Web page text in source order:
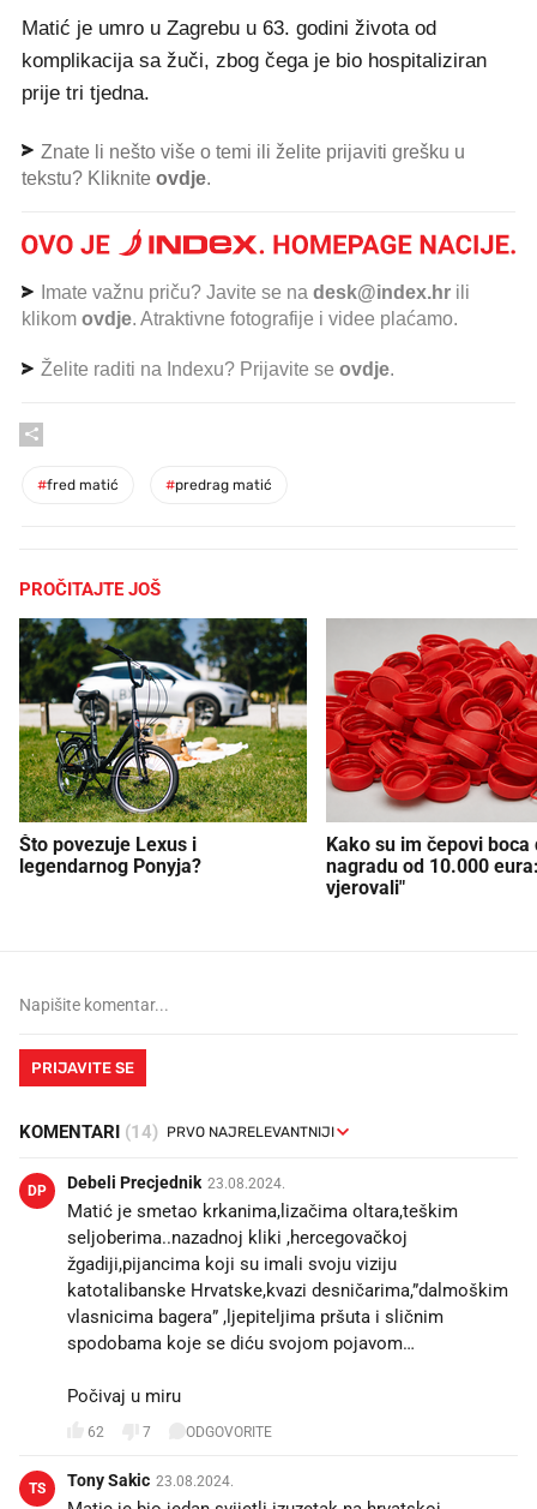
Matić je umro u Zagrebu u 63. godini života od
komplikacija sa žuči, zbog čega je bio hospitaliziran
prije tri tjedna.
Znate li nešto više o temi ili želite prijaviti grešku u
tekstu? Kliknite ovdje.
Imate važnu priču? Javite se na desk@index.hr ili
klikom ovdje. Atraktivne fotografije i videe plaćamo.
Želite raditi na Indexu? Prijavite se ovdje.
#fred matić #predrag matić
PROČITAJTE JOŠ
Što povezuje Lexus i
legendarnog Ponyja?
Kako su im čepovi boca
nagradu od 10.000
vjerovali"
PRIJAVITE SE
KOMENTARI (14)
DP Debeli Precjednik 23.08.2024.
Matić je smetao krkanima,lizačima oltara,teškim
seljoberima..nazadnoj kliki ,hercegovačkoj
žgadiji,pijancima koji su imali svoju viziju
katotalibanske Hrvatske,kvazi desničarima,”dalmoškim
vlasnicima bagera” ,ljepiteljima pršuta i sličnim
spodobama koje se diću svojom pojavom…
Počivaj u miru
62 7 ODGOVORITE
TS Tony Sakic 23.08.2024.